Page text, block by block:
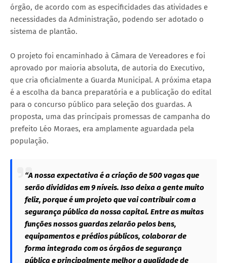
órgão, de acordo com as especificidades das atividades e
necessidades da Administração, podendo ser adotado o
sistema de plantão.
O projeto foi encaminhado à Câmara de Vereadores e foi
aprovado por maioria absoluta, de autoria do Executivo,
que cria oficialmente a Guarda Municipal. A próxima etapa
é a escolha da banca preparatória e a publicação do edital
para o concurso público para seleção dos guardas. A
proposta, uma das principais promessas de campanha do
prefeito Léo Moraes, era amplamente aguardada pela
população.
“A nossa expectativa é a criação de 500 vagas que
serão divididas em 9 níveis. Isso deixa a gente muito
feliz, porque é um projeto que vai contribuir com a
segurança pública da nossa capital. Entre as muitas
funções nossos guardas zelarão pelos bens,
equipamentos e prédios públicos, colaborar de
forma integrada com os órgãos de segurança
pública e principalmente melhor a qualidade de